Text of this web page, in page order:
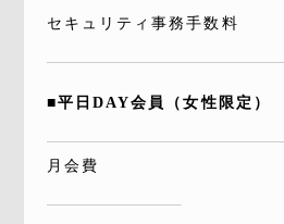
セキュリティ事務手数料
■平日DAY会員（女性限定）
月会費